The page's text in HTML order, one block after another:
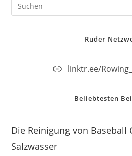
Ruder
linktr.ee/
Beliebtesten
Die Reinigung von Baseball
Salzwasser